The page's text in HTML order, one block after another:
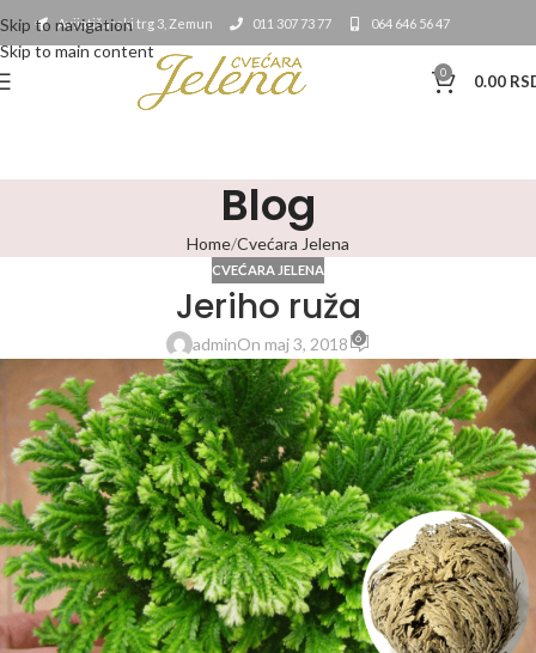
Skip to navigation
Skip to main content
Avijatičarski trg 3, Zemun 011 307 73 77 064 646 56 47
0 0.00
Blog
Home Cvećara Jelena
CVEĆARA JELENA
Jeriho ruža
adminOn maj 3, 2018 6